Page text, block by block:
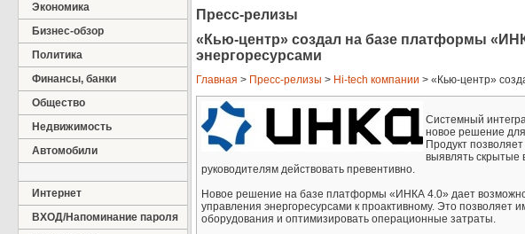
Экономика
Бизнес-обзор
Политика
Финансы, банки
Общество
Недвижимость
Автомобили
Интернет
ВХОД/Напоминание пароля
Пресс-релизы
«Кью-центр» создал на базе платформы
энергоресурсами
Главная > Пресс-релизы > Hi-tech компании > «Кью-центр»
Системный
новое решение
Продукт
выявлять скрытые
руководителям действовать превентивно.
Новое решение на базе платформы «ИНКА 4.0» дает
управления энергоресурсами к проактивному. Это позволяет
оборудования и оптимизировать операционные затраты.